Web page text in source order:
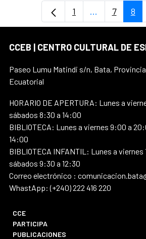
Page
1 ...Intermediate
Page
7 8
CCEB | CENTRO CULTURAL DE
Paseo Lumu Matindi s/n, Bata,
Ecuatorial
HORARIO DE APERTURA: Lunes a
sábados 8:30 a 14:00
BIBLIOTECA: Lunes a viernes 9:00 a
14:00
BIBLIOTECA INFANTIL: Lunes a
sábados 9:30 a 12:30
Correo electrónico :
WhastApp: (+240) 222 416 220
CCE
PARTICIPA
PUBLICACIONES